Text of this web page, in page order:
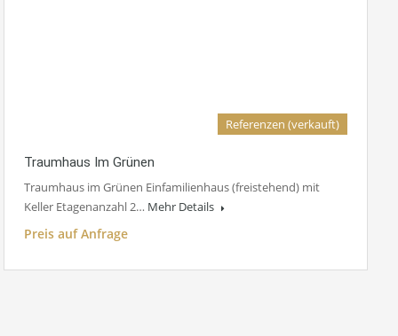
Referenzen (verkauft)
Traumhaus Im Grünen
Traumhaus im Grünen Einfamilienhaus (freistehend) mit
Keller Etagenanzahl 2… Mehr Details
Preis auf Anfrage